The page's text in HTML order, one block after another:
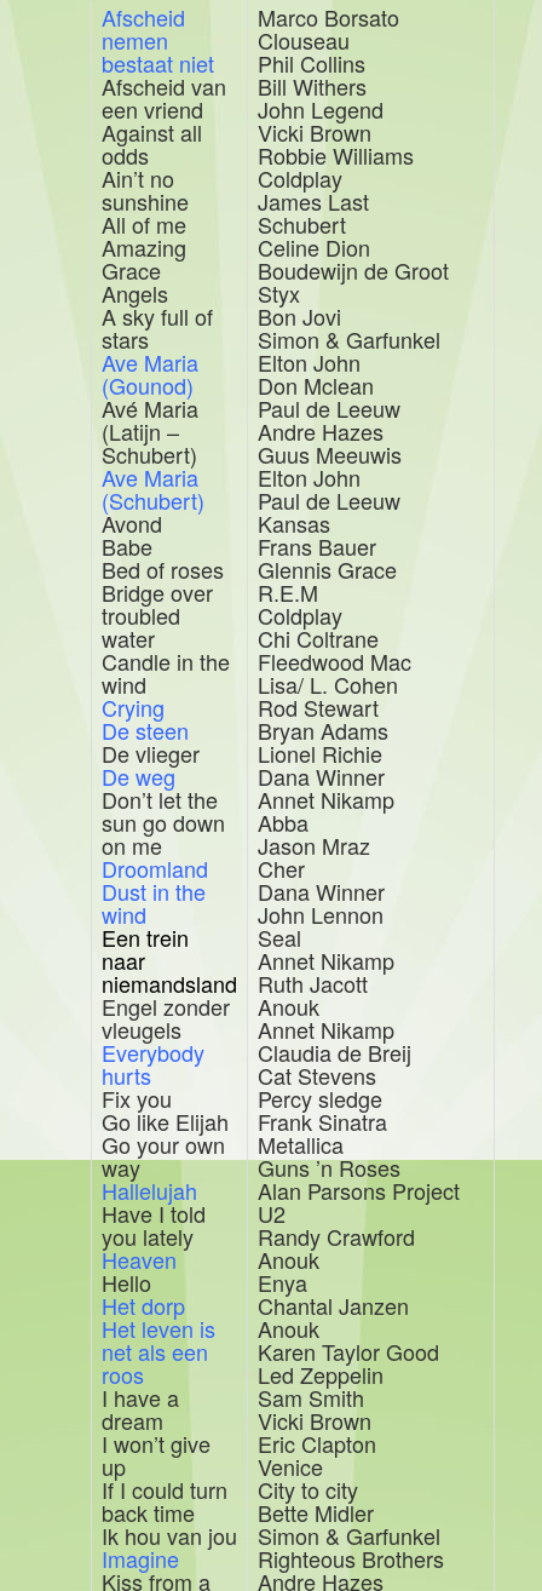
Afscheid
nemen
bestaat niet
Afscheid van
een vriend
Against all
odds
Ain’t no
sunshine
All of me
Amazing
Grace
Angels
A sky full of
stars
Ave Maria
(Gounod)
Avé Maria
(Latijn –
Schubert)
Ave Maria
(Schubert)
Avond
Babe
Bed of roses
Bridge over
troubled
water
Candle in the
wind
Crying
De steen
De vlieger
De weg
Don’t let the
sun go down
on me
Droomland
Dust in the
wind
Een trein
naar
niemandsland
Engel zonder
vleugels
Everybody
hurts
Fix you
Go like Elijah
Go your own
way
Hallelujah
Have I told
you lately
Heaven
Hello
Het dorp
Het leven is
net als een
roos
I have a
dream
I won’t give
up
If I could turn
back time
Ik hou van jou
Imagine
Kiss from a
Marco Borsato
Clouseau
Phil Collins
Bill Withers
John Legend
Vicki Brown
Robbie Williams
Coldplay
James Last
Schubert
Celine Dion
Boudewijn de Groot
Styx
Bon Jovi
Simon & Garfunkel
Elton John
Don Mclean
Paul de Leeuw
Andre Hazes
Guus Meeuwis
Elton John
Paul de Leeuw
Kansas
Frans Bauer
Glennis Grace
R.E.M
Coldplay
Chi Coltrane
Fleedwood Mac
Lisa/ L. Cohen
Rod Stewart
Bryan Adams
Lionel Richie
Dana Winner
Annet Nikamp
Abba
Jason Mraz
Cher
Dana Winner
John Lennon
Seal
Annet Nikamp
Ruth Jacott
Anouk
Annet Nikamp
Claudia de Breij
Cat Stevens
Percy sledge
Frank Sinatra
Metallica
Guns ’n Roses
Alan Parsons Project
U2
Randy Crawford
Anouk
Enya
Chantal Janzen
Anouk
Karen Taylor Good
Led Zeppelin
Sam Smith
Vicki Brown
Eric Clapton
Venice
City to city
Bette Midler
Simon & Garfunkel
Righteous Brothers
Andre Hazes